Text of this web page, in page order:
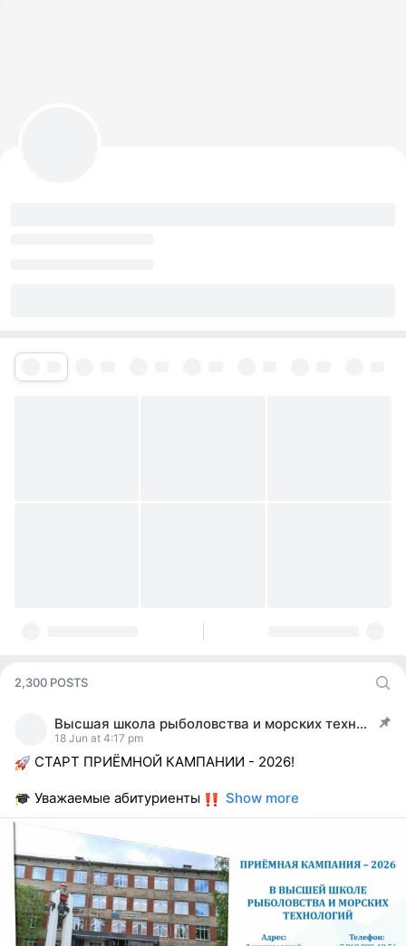
2,300 POSTS
Высшая школа рыболовства и морских технологий
post pinned
18 Jun at 4:17 pm
СТАРТ ПРИЁМНОЙ КАМПАНИИ - 2026!
Уважаемые абитуриенты Show more